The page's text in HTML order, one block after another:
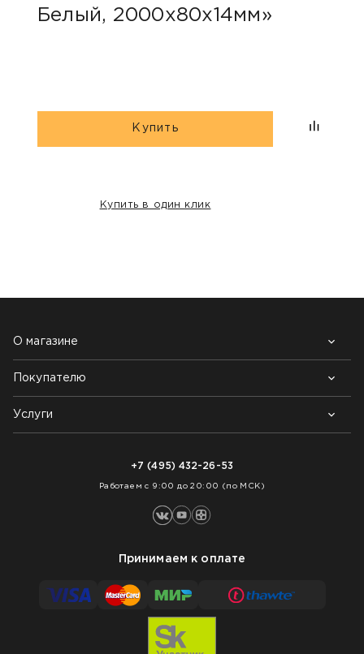
Белый, 2000х80х14мм»
Купить
Купить в один клик
О магазине
Почему выбирают нас
Контакты
Блог
Покупателю
Возврат товара
Как заказать
Услуги
+7 (495) 432-26-53
Работаем с 9:00 до 20:00 (по МСК)
Принимаем к оплате